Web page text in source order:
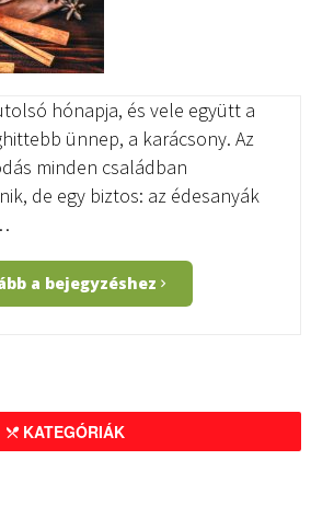
hónapja, és vele együtt a
ünnep, a karácsony. Az
minden családban
de egy biztos: az édesanyák
a bejegyzéshez
KATEGÓRIÁK